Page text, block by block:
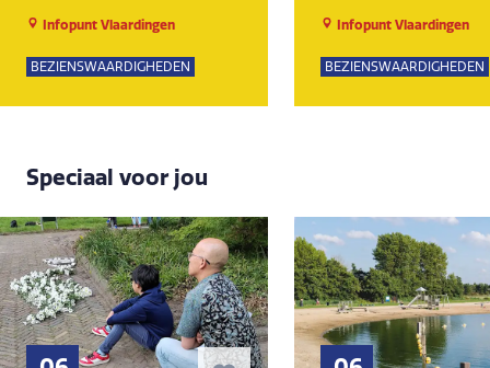
Infopunt Vlaardingen
BEZIENSWAARDIGHEDEN
Infopunt Vlaardingen
BEZIENSWAARDIGHEDEN
Speciaal voor jou